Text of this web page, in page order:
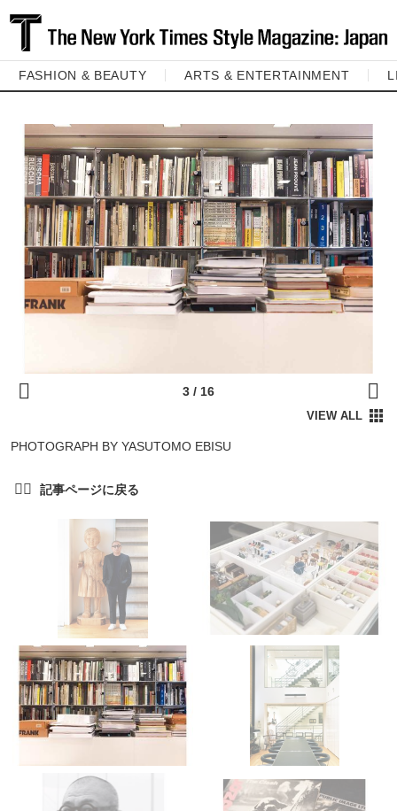
FASHION & BEAUTY ARTS & ENTERTAINMENT
PHOTOGRAPH BY YASUTOMO EBISU